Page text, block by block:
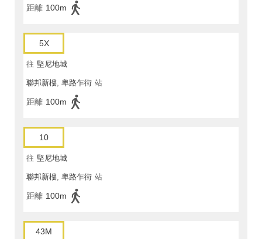
距離 100m
5X
往 堅尼地城
聯邦新樓, 卑路乍街 站
距離 100m
10
往 堅尼地城
聯邦新樓, 卑路乍街 站
距離 100m
43M